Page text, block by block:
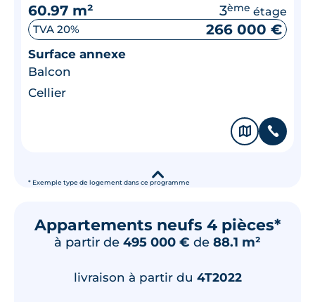
* Exemple type de logement dans ce programme
60.97 m²
3ème étage
TVA 20% 266 000 €
Surface annexe
Balcon
Cellier
🗞 📞
▾
Appartements neufs 4 pièces*
à partir de 495 000 € de 88.1 m²
livraison à partir du 4T2022